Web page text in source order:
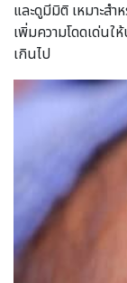
และดูมีมิติ เหมาะส
เพิ่มความโดดเด่นใ
เกินไป